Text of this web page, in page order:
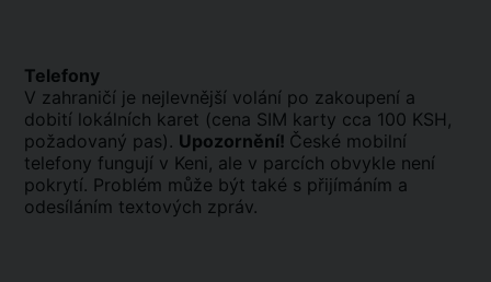
Telefony
V zahraničí je nejlevnější volání po zakoupení a
dobití lokálních karet (cena SIM karty cca 100 KSH,
požadovaný pas). Upozornění! České mobilní
telefony fungují v Keni, ale v parcích obvykle není
pokrytí. Problém může být také s přijímáním a
odesíláním textových zpráv.